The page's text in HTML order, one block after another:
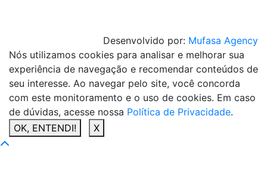
Desenvolvido por: Mufasa Agency
Nós utilizamos cookies para analisar e melhorar sua
experiência de navegação e recomendar conteúdos de
seu interesse. Ao navegar pelo site, você concorda
com este monitoramento e o uso de cookies. Em caso
de dúvidas, acesse nossa Política de Privacidade.
OK, ENTENDI!
X